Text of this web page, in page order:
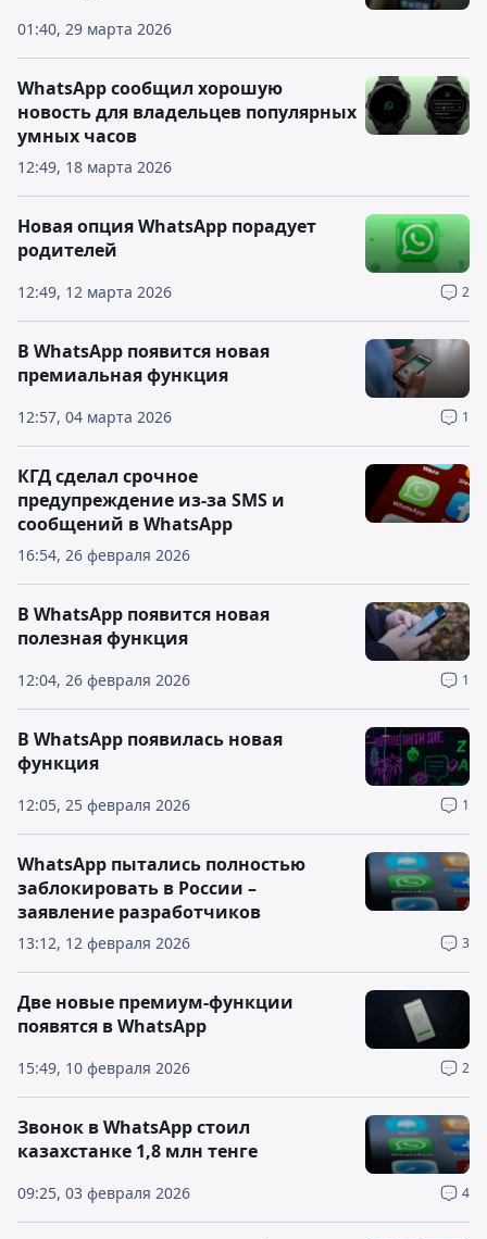
01:40, 29 марта 2026
12:49, 18 марта 2026
WhatsApp сообщил хорошую
новость для владельцев популярных
умных часов
12:49, 12 марта 2026 2
Новая опция WhatsApp порадует
родителей
12:57, 04 марта 2026 1
В WhatsApp появится новая
премиальная функция
16:54, 26 февраля 2026
КГД сделал срочное
предупреждение из-за SMS и
сообщений в WhatsApp
12:04, 26 февраля 2026 1
В WhatsApp появится новая
полезная функция
12:05, 25 февраля 2026 1
В WhatsApp появилась новая
функция
13:12, 12 февраля 2026 3
WhatsApp пытались полностью
заблокировать в России –
заявление разработчиков
15:49, 10 февраля 2026 2
Две новые премиум-функции
появятся в WhatsApp
09:25, 03 февраля 2026 4
Звонок в WhatsApp стоил
казахстанке 1,8 млн тенге